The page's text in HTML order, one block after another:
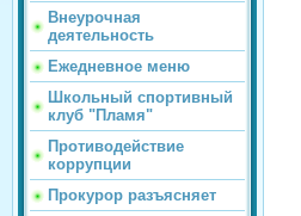
Внеурочная
деятельность
Ежедневное меню
Школьный спортивный
клуб "Пламя"
Противодействие
коррупции
Прокурор разъясняет